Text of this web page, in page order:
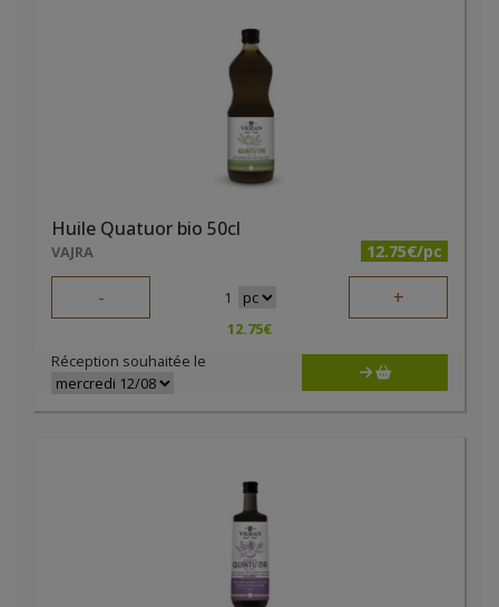
Huile Quatuor bio 50cl
VAJRA 12.75€/pc
- 1 +
12.75€
Réception souhaitée le